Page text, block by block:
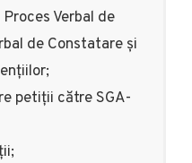
Verbal de
de Constatare și
petiții către SGA-